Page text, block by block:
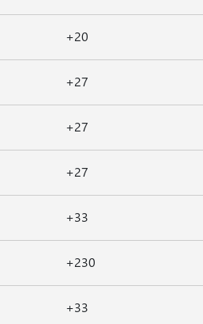
+20
+27
+27
+27
+33
+230
+33